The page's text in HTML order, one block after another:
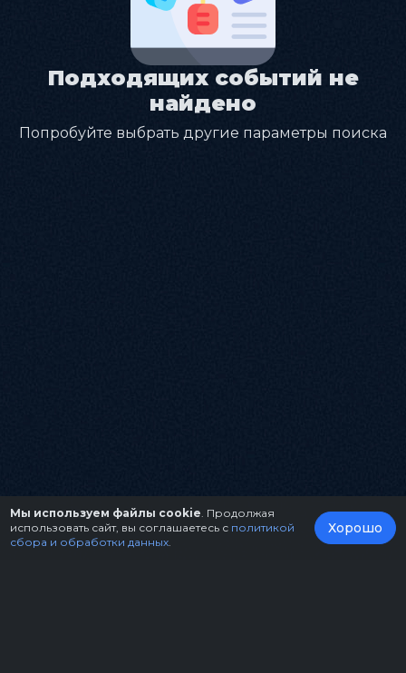
Подходящих событий не
найдено
Попробуйте выбрать другие параметры поиска
Мы используем файлы cookie . Продолжая
использовать сайт, вы соглашаетесь с политикой
сбора и обработки данных
Хорошо